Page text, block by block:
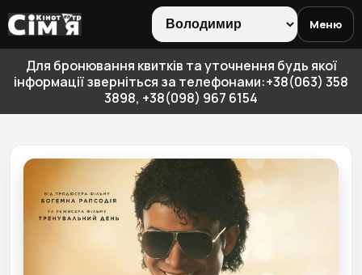
Меню
Для бронювання квитків та уточнення будь якої
інформації зверніться за телефонами:+38(063) 358
3898, +38(098) 967 6154